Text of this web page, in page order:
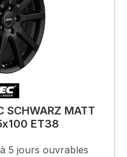
SCHWARZ MATT
ET38
5 jours ouvrables